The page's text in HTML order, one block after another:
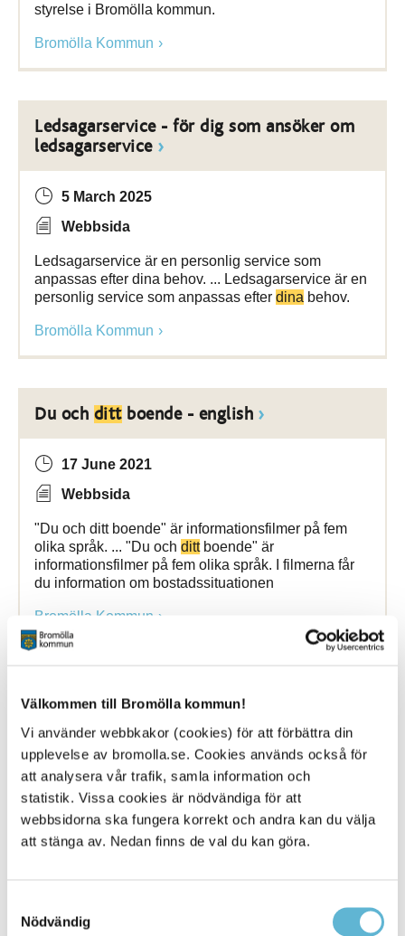
Välkommen till Bromölla kommun!
Vi använder webbkakor (cookies) för att förbättra din
upplevelse av bromolla.se. Cookies används också för
att analysera vår trafik, samla information och
statistik. Vissa cookies är nödvändiga för att
webbsidorna ska fungera korrekt och andra kan du välja
att stänga av. Nedan finns de val du kan göra.
Nödvändig
styrelse i Bromölla kommun.
Bromölla Kommun
Ledsagarservice - för dig som ansöker om
ledsagarservice
5 March 2025
Webbsida
Ledsagarservice är en personlig service som
anpassas efter dina behov. ... Ledsagarservice är en
personlig service som anpassas efter dina behov.
Bromölla Kommun
Du och dittboende - english
17 June 2021
Webbsida
"Du och ditt boende" är informationsfilmer på fem
olika språk. ... "Du och dittboende" är
informationsfilmer på fem olika språk. I filmerna får
du information om bostadssituationen
Bromölla Kommun
Du ochditt boende - dari
2 May 2019
Webbsida
"Du och ditt boende" är informationsfilmer på fem
olika språk. ... "Du och
ditt
boende" är
informationsfilmer på fem olika språk. I filmerna får